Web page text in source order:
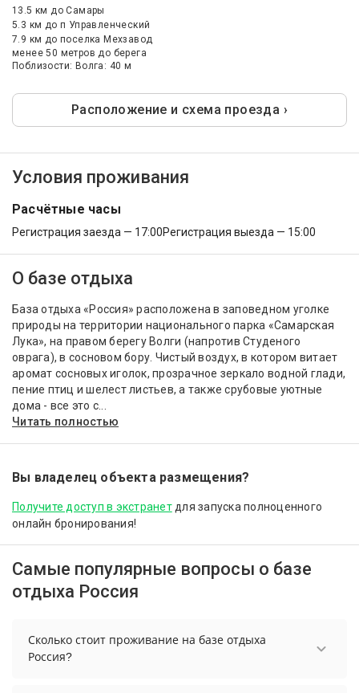
13.5 кмдо Самары
5.3 км до п Управленческий
7.9 км до поселка Мехзавод
менее 50 метров до берега
Поблизости: Волга: 40 м
Расположение и схема проезда ›
Условия проживания
Расчётные часы
Регистрация заезда — 17:00Регистрация выезда — 15:00
О базе отдыха
База отдыха «Россия» расположена в заповедном уголке
природы на территории национального парка «Самарская
Лука», на правом берегу Волги (напротив Студеного
оврага), в сосновом бору. Чистый воздух, в котором витает
аромат сосновых иголок, прозрачное зеркало водной глади,
пение птиц и шелест листьев, а также срубовые уютные
дома - все это с...
Читать полностью
Вы владелец объекта размещения?
Получите доступ в экстранетдля запуска полноценного
онлайн бронирования!
Самые популярные вопросы о базе
отдыха Россия
Сколько стоит проживание на базе отдыха
Россия?